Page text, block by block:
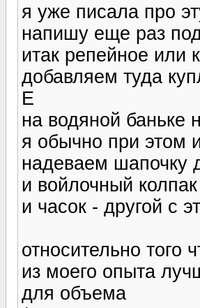
я уже писала про
напишу еще раз
итак репейное или
добавляем туда
Е
на водяной баньке
я обычно при этом
надеваем шапочку
и войлочный
и часок - другой с
относительно того
из моего опыта
для объема